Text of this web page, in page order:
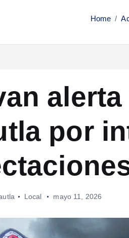
Home
por
Local mayo 11, 2026